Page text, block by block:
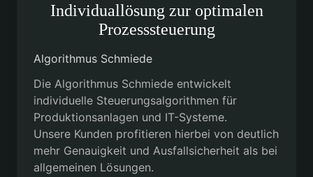
Individuallösung zur optimalen
Prozesssteuerung
Algorithmus Schmiede
Die Algorithmus Schmiede entwickelt
individuelle Steuerungsalgorithmen für
Produktionsanlagen und IT-Systeme.
Unsere Kunden profitieren hierbei von deutlich
mehr Genauigkeit und Ausfallsicherheit als bei
allgemeinen Lösungen.